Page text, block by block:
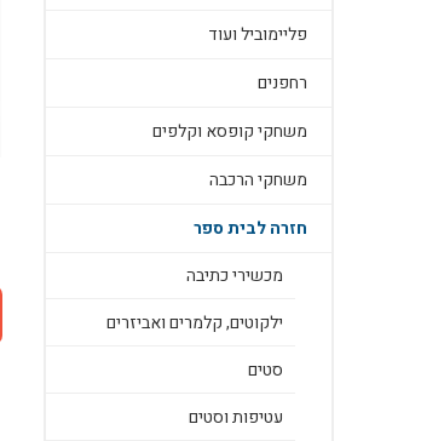
פליימוביל ועוד
רחפנים
משחקי קופסא וקלפים
משחקי הרכבה
חזרה לבית ספר
מכשירי כתיבה
ילקוטים, קלמרים ואביזרים
סטים
עטיפות וסטים